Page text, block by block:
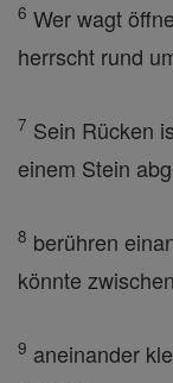
6 Wer wagt
herrscht rund
7 Sein Rücken
einem Stein
8 berühren
könnte
9 aneinander